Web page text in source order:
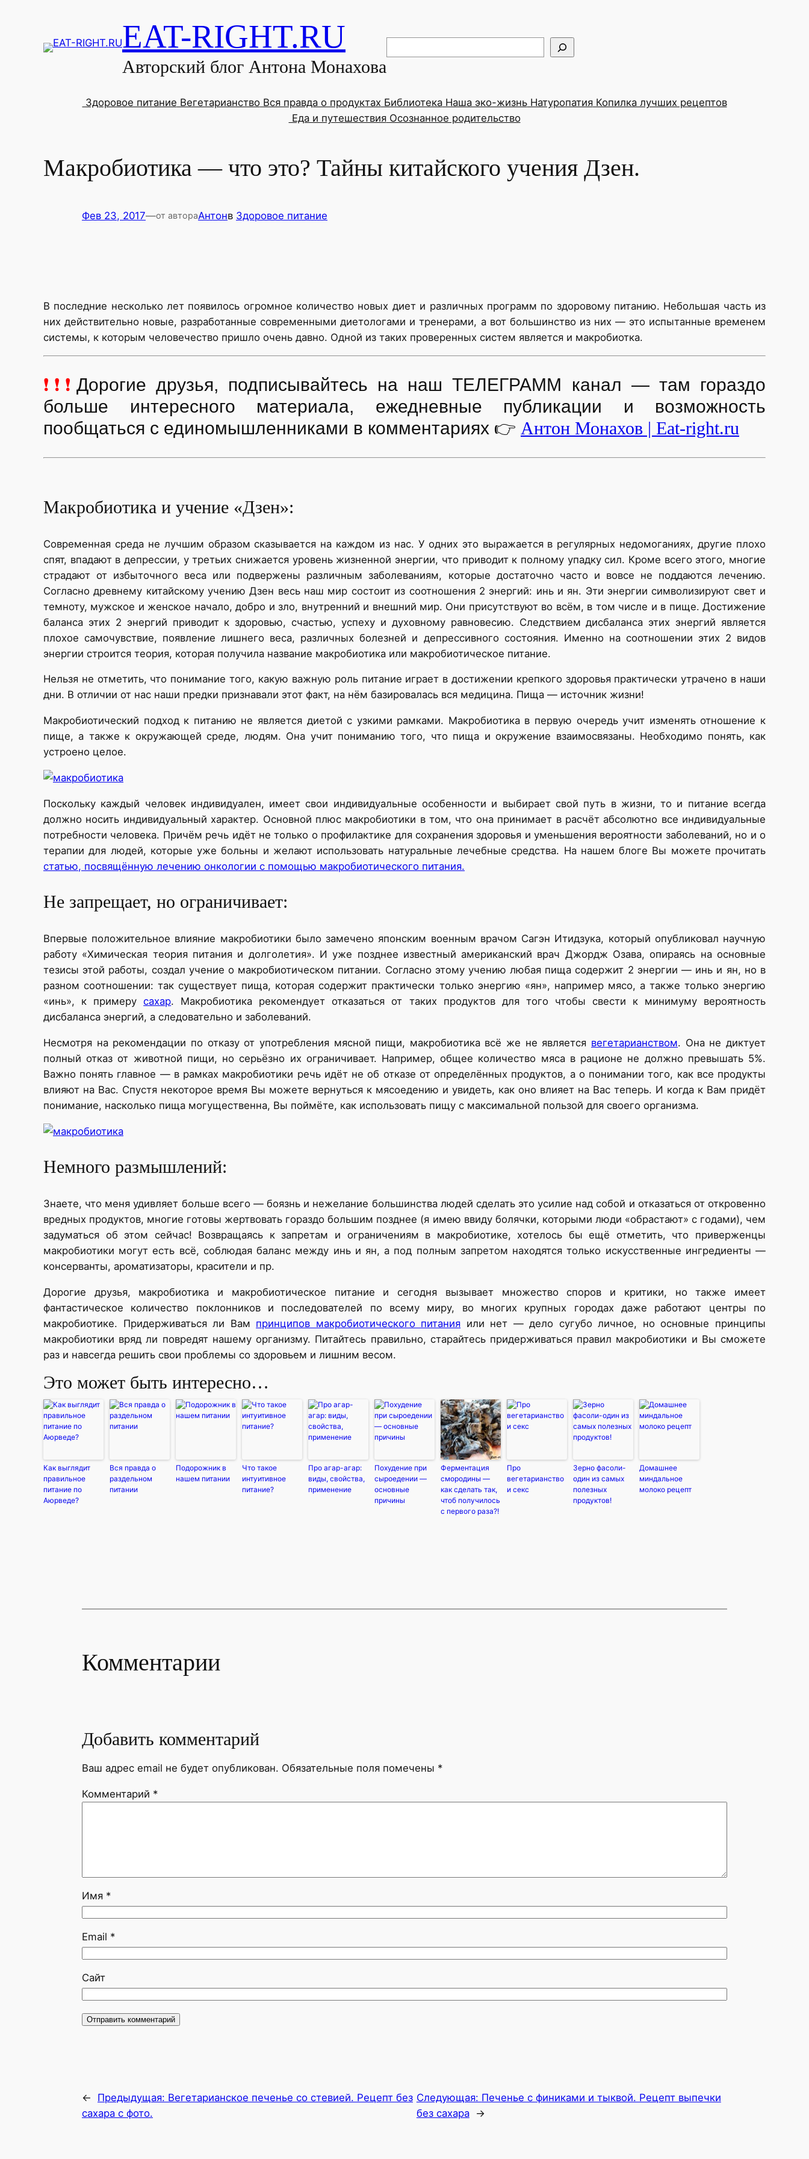
EAT-RIGHT.RU
Авторский блог Антона Монахова
Здоровое питание ВегетарианствоВся правда о продуктах БиблиотекаНаша эко-жизньНатуропатияКопилка лучших рецептов
Еда и путешествияОсознанное родительство
Макробиотика — что это? Тайны китайского учения Дзен.
Фев 23, 2017—от автораАнтонв Здоровое питание
В последние несколько лет появилось огромное количество новых диет и различных программ по здоровому питанию. Небольшая часть из
них действительно новые, разработанные современными диетологами и тренерами, а вот большинство из них — это испытанные временем
системы, к которым человечество пришло очень давно. Одной из таких проверенных систем является и макробиотка.
❗❗❗ Дорогие друзья, подписывайтесь на наш ТЕЛЕГРАММ канал — там гораздо
больше интересного материала, ежедневные публикации и возможность
пообщаться с единомышленниками в комментариях 👉 Антон Монахов | Eat-right.ru
Макробиотика и учение «Дзен»:
Современная среда не лучшим образом сказывается на каждом из нас. У одних это выражается в регулярных недомоганиях, другие плохо
спят, впадают в депрессии, у третьих снижается уровень жизненной энергии, что приводит к полному упадку сил. Кроме всего этого, многие
страдают от избыточного веса или подвержены различным заболеваниям, которые достаточно часто и вовсе не поддаются лечению.
Согласно древнему китайскому учению Дзен весь наш мир состоит из соотношения 2 энергий: инь и ян. Эти энергии символизируют свет и
темноту, мужское и женское начало, добро и зло, внутренний и внешний мир. Они присутствуют во всём, в том числе и в пище. Достижение
баланса этих 2 энергий приводит к здоровью, счастью, успеху и духовному равновесию. Следствием дисбаланса этих энергий является
плохое самочувствие, появление лишнего веса, различных болезней и депрессивного состояния. Именно на соотношении этих 2 видов
энергии строится теория, которая получила название макробиотика или макробиотическое питание.
Нельзя не отметить, что понимание того, какую важную роль питание играет в достижении крепкого здоровья практически утрачено в наши
дни. В отличии от нас наши предки признавали этот факт, на нём базировалась вся медицина. Пища — источник жизни!
Макробиотический подход к питанию не является диетой с узкими рамками. Макробиотика в первую очередь учит изменять отношение к
пище, а также к окружающей среде, людям. Она учит пониманию того, что пища и окружение взаимосвязаны. Необходимо понять, как
устроено целое.
Поскольку каждый человек индивидуален, имеет свои индивидуальные особенности и выбирает свой путь в жизни, то и питание всегда
должно носить индивидуальный характер. Основной плюс макробиотики в том, что она принимает в расчёт абсолютно все индивидуальные
потребности человека. Причём речь идёт не только о профилактике для сохранения здоровья и уменьшения вероятности заболеваний, но и о
терапии для людей, которые уже больны и желают использовать натуральные лечебные средства. На нашем блоге Вы можете прочитать
статью, посвящённую лечению онкологии с помощью макробиотического питания.
Не запрещает, но ограничивает:
Впервые положительное влияние макробиотики было замечено японским военным врачом Сагэн Итидзука, который опубликовал научную
работу «Химическая теория питания и долголетия». И уже позднее известный американский врач Джордж Озава, опираясь на основные
тезисы этой работы, создал учение о макробиотическом питании. Согласно этому учению любая пища содержит 2 энергии — инь и ян, но в
разном соотношении: так существует пища, которая содержит практически только энергию «ян», например мясо, а также только энергию
«инь», к примерусахар. Макробиотика рекомендует отказаться от таких продуктов для того чтобы свести к минимуму вероятность
дисбаланса энергий, а следовательно и заболеваний.
Несмотря на рекомендации по отказу от употребления мясной пищи, макробиотика всё же не является вегетарианством. Она не диктует
полный отказ от животной пищи, но серьёзно их ограничивает. Например, общее количество мяса в рационе не должно превышать 5%.
Важно понять главное — в рамках макробиотики речь идёт не об отказе от определённых продуктов, а о понимании того, как все продукты
влияют на Вас. Спустя некоторое время Вы можете вернуться к мясоедению и увидеть, как оно влияет на Вас теперь. И когда к Вам придёт
понимание, насколько пища могущественна, Вы поймёте, как использовать пищу с максимальной пользой для своего организма.
Немного размышлений:
Знаете, что меня удивляет больше всего — боязнь и нежелание большинства людей сделать это усилие над собой и отказаться от откровенно
вредных продуктов, многие готовы жертвовать гораздо большим позднее (я имею ввиду болячки, которыми люди «обрастают» с годами), чем
задуматься об этом сейчас! Возвращаясь к запретам и ограничениям в макробиотике, хотелось бы ещё отметить, что приверженцы
макробиотики могут есть всё, соблюдая баланс между инь и ян, а под полным запретом находятся только искусственные ингредиенты —
консерванты, ароматизаторы, красители и пр.
Дорогие друзья, макробиотика и макробиотическое питание и сегодня вызывает множество споров и критики, но также имеет
фантастическое количество поклонников и последователей по всему миру, во многих крупных городах даже работают центры по
макробиотике. Придерживаться ли Вам принципов макробиотического питания или нет — дело сугубо личное, но основные принципы
макробиотики вряд ли повредят нашему организму. Питайтесь правильно, старайтесь придерживаться правил макробиотики и Вы сможете
раз и навсегда решить свои проблемы со здоровьем и лишним весом.
Это может быть интересно…
Как выглядит
правильное
питание по
Аюрведе?
Вся правда о
раздельном
питании
Подорожник в
нашем питании
Что такое
интуитивное
питание?
Про агар-агар:
виды, свойства,
применение
Похудение при
сыроедении —
основные
причины
Ферментация
смородины —
как сделать так,
чтоб получилось
с первого раза?!
Про
вегетарианство
и секс
Зерно фасоли-
один из самых
полезных
продуктов!
Домашнее
миндальное
молоко рецепт
Комментарии
Добавить комментарий
Ваш адрес email не будет опубликован. Обязательные поля помечены *
Комментарий *
Имя *
Email *
Сайт
← Предыдущая: Вегетарианское печенье со стевией. Рецепт без
сахара с фото.
Следующая: Печенье с финиками и тыквой. Рецепт выпечки
без сахара
→